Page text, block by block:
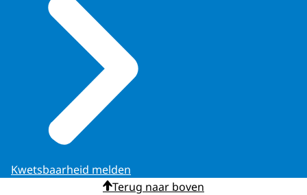
Kwetsbaarheid melden
Terug naar boven